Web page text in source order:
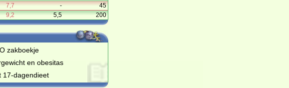
7,7 -
45
9,2 5,5 200